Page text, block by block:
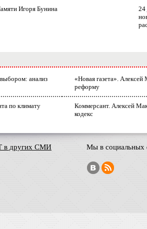
Игоря Бунина
24
анализ
«Новая газета».
реформу
по климату
Коммерсант. Алексей
кодекс
в других СМИ Мы в социальных